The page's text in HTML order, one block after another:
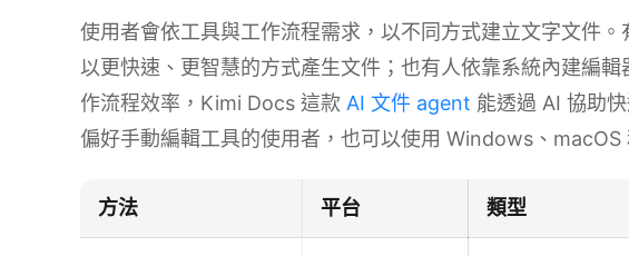
使用者會依工具與工作流程需求，以不同方式建立文字文件。
以更快速、更智慧的方式產生文件；也有人依靠系統內建編
作流程效率，Kimi Docs 這款 AI 文件 agent 能透過 AI 協助
偏好手動編輯工具的使用者，也可以使用 Windows、macOS
方法 平台 類型